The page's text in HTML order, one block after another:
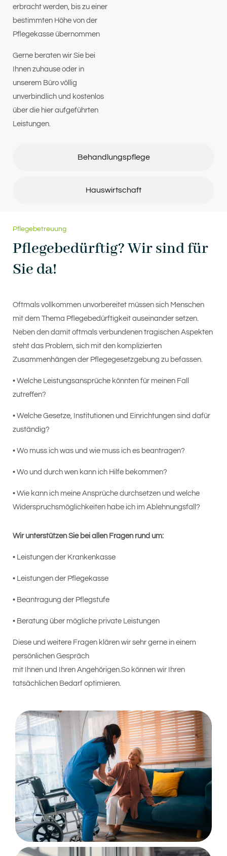
Behandlungspflege
Hauswirtschaft
erbracht werden, bis zu einer
bestimmten Höhe von der
Pflegekasse übernommen
Gerne beraten wir Sie bei
Ihnen zuhause oder in
unserem Büro völlig
unverbindlich und kostenlos
über die hier aufgeführten
Leistungen.
Pflegebetreuung
Pflegebedürftig? Wir sind für
Sie da!
Oftmals vollkommen unvorbereitet müssen sich Menschen
mit dem Thema Pflegebedürftigkeit auseinander setzen.
Neben den damit oftmals verbundenen tragischen Aspekten
steht das Problem, sich mit den komplizierten
Zusammenhängen der Pflegegesetzgebung zu befassen.
• Welche Leistungsansprüche könnten für meinen Fall
zutreffen?
• Welche Gesetze, Institutionen und Einrichtungen sind dafür
zuständig?
• Wo muss ich was und wie muss ich es beantragen?
• Wo und durch wen kann ich Hilfe bekommen?
• Wie kann ich meine Ansprüche durchsetzen und welche
Widerspruchsmöglichkeiten habe ich im Ablehnungsfall?
Wir unterstützen Sie bei allen Fragen rund um:
• Leistungen der Krankenkasse
• Leistungen der Pflegekasse
• Beantragung der Pflegstufe
• Beratung über mögliche private Leistungen
Diese und weitere Fragen klären wir sehr gerne in einem
persönlichen Gespräch
mit Ihnen und Ihren Angehörigen.So können wir Ihren
tatsächlichen Bedarf optimieren.